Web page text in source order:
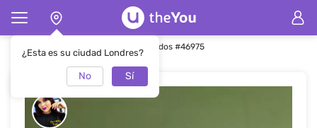
¿Esta es su ciudad Londres?
No Sí
Página de inicio Peinados Peinados #46975